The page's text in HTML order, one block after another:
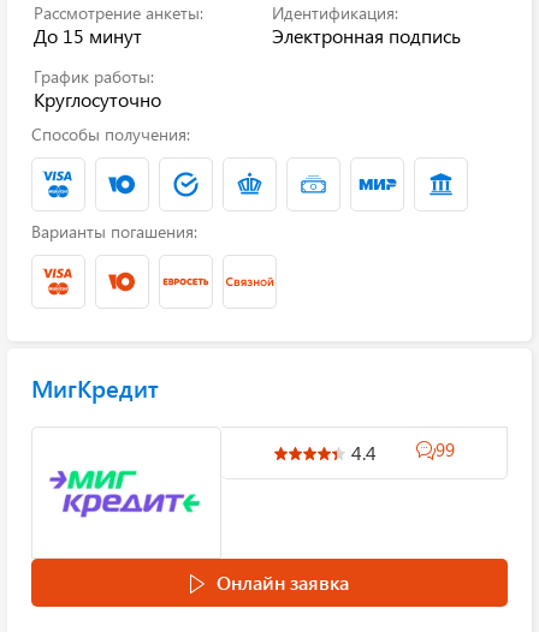
Рассмотрение анкеты:
До 15 минут
Идентификация:
Электронная подпись
График работы:
Круглосуточно
Способы получения:
Варианты погашения:
МигКредит
4.4 99
Онлайн заявка